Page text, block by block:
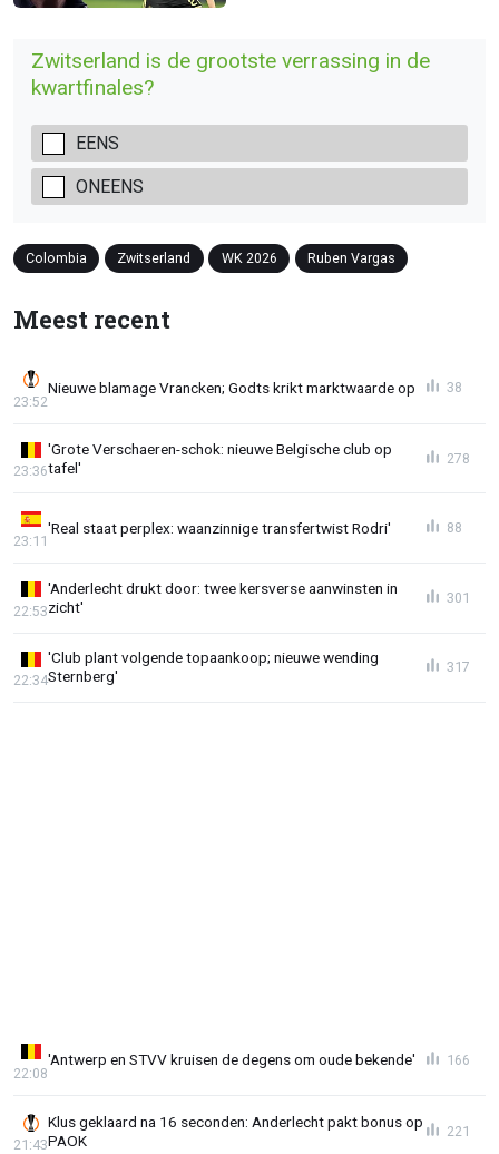
Zwitserland is de grootste verrassing in de
kwartfinales?
EENS
ONEENS
Colombia Zwitserland WK 2026 Ruben Vargas
Meest recent
Nieuwe blamage Vrancken; Godts krikt marktwaarde op
23:52
38
'Grote Verschaeren-schok: nieuwe Belgische club op
tafel'
23:36
278
'Real staat perplex: waanzinnige transfertwist Rodri'
23:11
88
'Anderlecht drukt door: twee kersverse aanwinsten in
zicht'
22:53
301
'Club plant volgende topaankoop; nieuwe wending
Sternberg'
22:34
317
'Antwerp en STVV kruisen de degens om oude bekende'
22:08
166
Klus geklaard na 16 seconden: Anderlecht pakt bonus op
PAOK
21:43
221